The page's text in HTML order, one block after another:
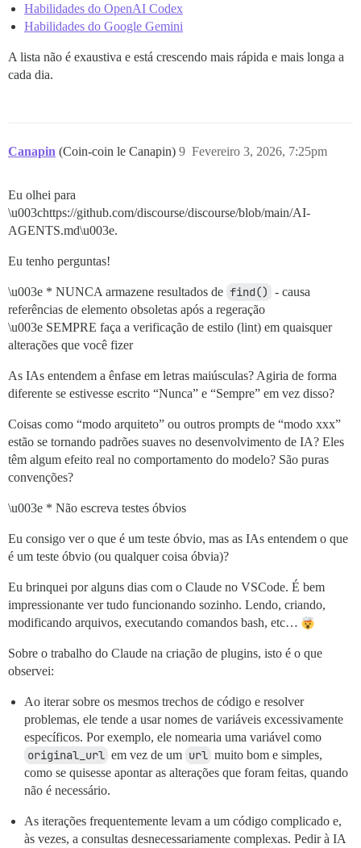
Habilidades do OpenAI Codex
Habilidades do Google Gemini
A lista não é exaustiva e está crescendo mais rápida e mais longa a
cada dia.
Canapin (Coin-coin le Canapin) Fevereiro 3, 2026, 7:25pm
9
Eu olhei para
\u003chttps://github.com/discourse/discourse/blob/main/AI-
AGENTS.md\u003e.
Eu tenho perguntas!
\u003e * NUNCA armazene resultados de find() - causa
referências de elemento obsoletas após a regeração
\u003e SEMPRE faça a verificação de estilo (lint) em quaisquer
alterações que você fizer
As IAs entendem a ênfase em letras maiúsculas? Agiria de forma
diferente se estivesse escrito “Nunca” e “Sempre” em vez disso?
Coisas como “modo arquiteto” ou outros prompts de “modo xxx”
estão se tornando padrões suaves no desenvolvimento de IA? Eles
têm algum efeito real no comportamento do modelo? São puras
convenções?
\u003e * Não escreva testes óbvios
Eu consigo ver o que é um teste óbvio, mas as IAs entendem o que
é um teste óbvio (ou qualquer coisa óbvia)?
Eu brinquei por alguns dias com o Claude no VSCode. É bem
impressionante ver tudo funcionando sozinho. Lendo, criando,
modificando arquivos, executando comandos bash, etc…
Sobre o trabalho do Claude na criação de plugins, isto é o que
observei:
Ao iterar sobre os mesmos trechos de código e resolver
problemas, ele tende a usar nomes de variáveis excessivamente
específicos. Por exemplo, ele nomearia uma variável como
original_url em vez de um url muito bom e simples,
como se quisesse apontar as alterações que foram feitas, quando
não é necessário.
As iterações frequentemente levam a um código complicado e,
às vezes, a consultas desnecessariamente complexas. Pedir à IA